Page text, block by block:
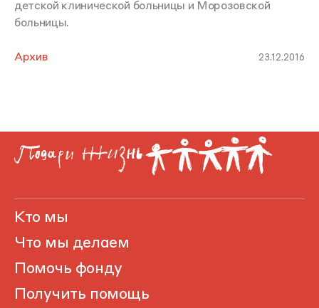
детской клинической больницы и Морозовской
больницы.
Архив 23.12.2016
Кто мы
Что мы делаем
Помочь фонду
Получить помощь